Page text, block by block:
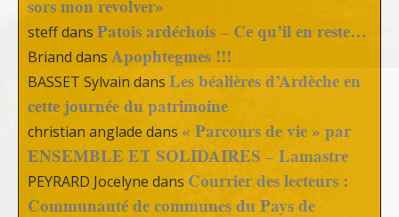
sors mon revolver»
steffdans Patois ardéchois – Ce qu’il en reste…
Briand dans Apophtegmes !!!
BASSET Sylvain dans Les béalières d’Ardèche en
cette journée du patrimoine
christian anglade dans « Parcours de vie » par
ENSEMBLE ET SOLIDAIRES – Lamastre
PEYRARD Jocelyne dans Courrier des lecteurs :
Communauté de communes du Pays de